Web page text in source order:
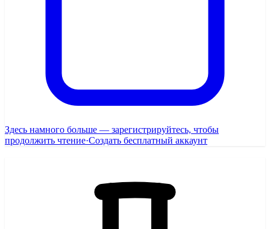
Здесь намного больше — зарегистрируйтесь, чтобы
продолжить чтение·Создать бесплатный аккаунт